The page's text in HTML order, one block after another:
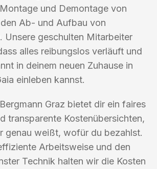
und Demontage von
Ab- und Aufbau von
Unsere geschulten Mitarbeiter
alles reibungslos verläuft und
in deinem neuen Zuhause in
einleben kannst.
Graz bietet dir ein faires
transparente Kostenübersichten,
genau weißt, wofür du bezahlst.
Arbeitsweise und den
Technik halten wir die Kosten